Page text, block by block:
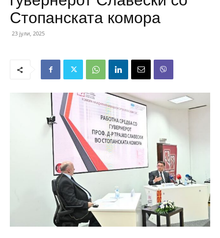
Стопанската комора
23 јули, 2025